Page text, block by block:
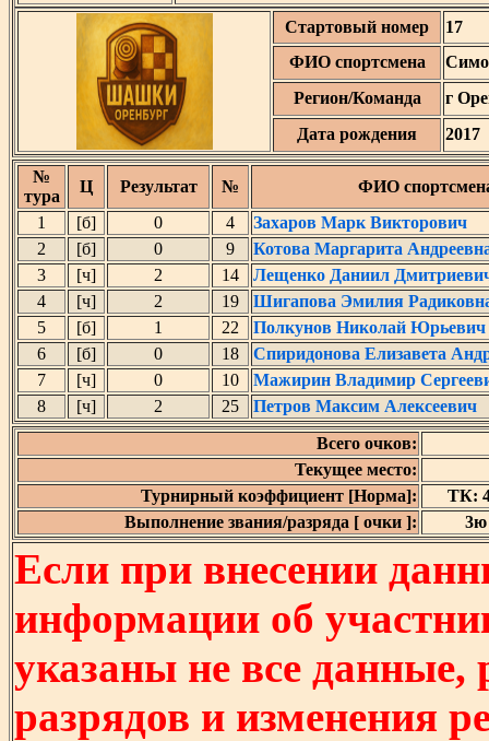
Стартовый номер
17
ФИО спортсмена
Регион/Команда
г
Дата рождения
2017
№
тура
Ц Результат №
ФИО
1
[б] 0 4
Захаров Марк Викторович
2
[б] 0 9
Котова Маргарита
3
[ч] 2 14
Лещенко Даниил
4
[ч] 2 19
Шигапова Эмилия
5
[б] 1 22
Полкунов Николай Юрьевич
6
[б] 0 18
Спиридонова Елизавета
7
[ч] 0 10
Мажирин Владимир
8
[ч] 2 25
Петров Максим Алексеевич
Всего очков:
Текущее место:
Турнирный коэффициент [Норма]:
ТК:
Выполнение звания/разряда [ очки ]:
3ю
Если при внесении
информации об
указаны не все
разрядов и изменения